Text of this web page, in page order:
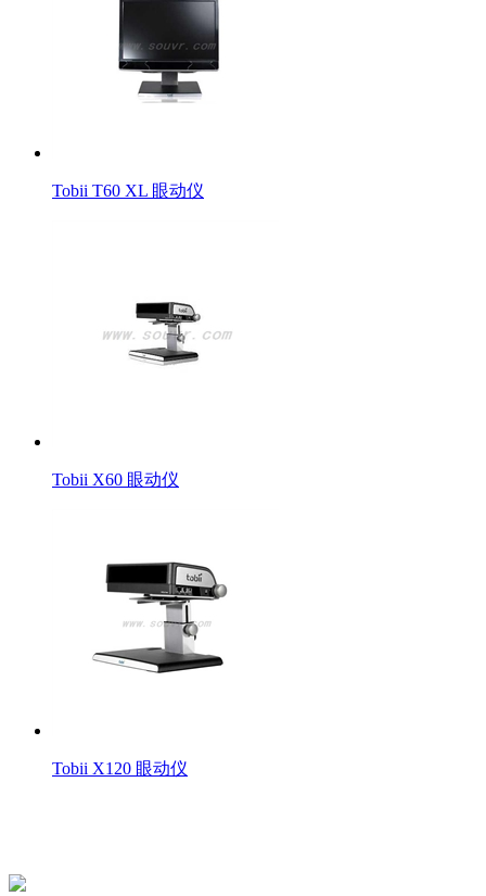
Tobii T60 XL 眼动仪
Tobii X60 眼动仪
Tobii X120 眼动仪